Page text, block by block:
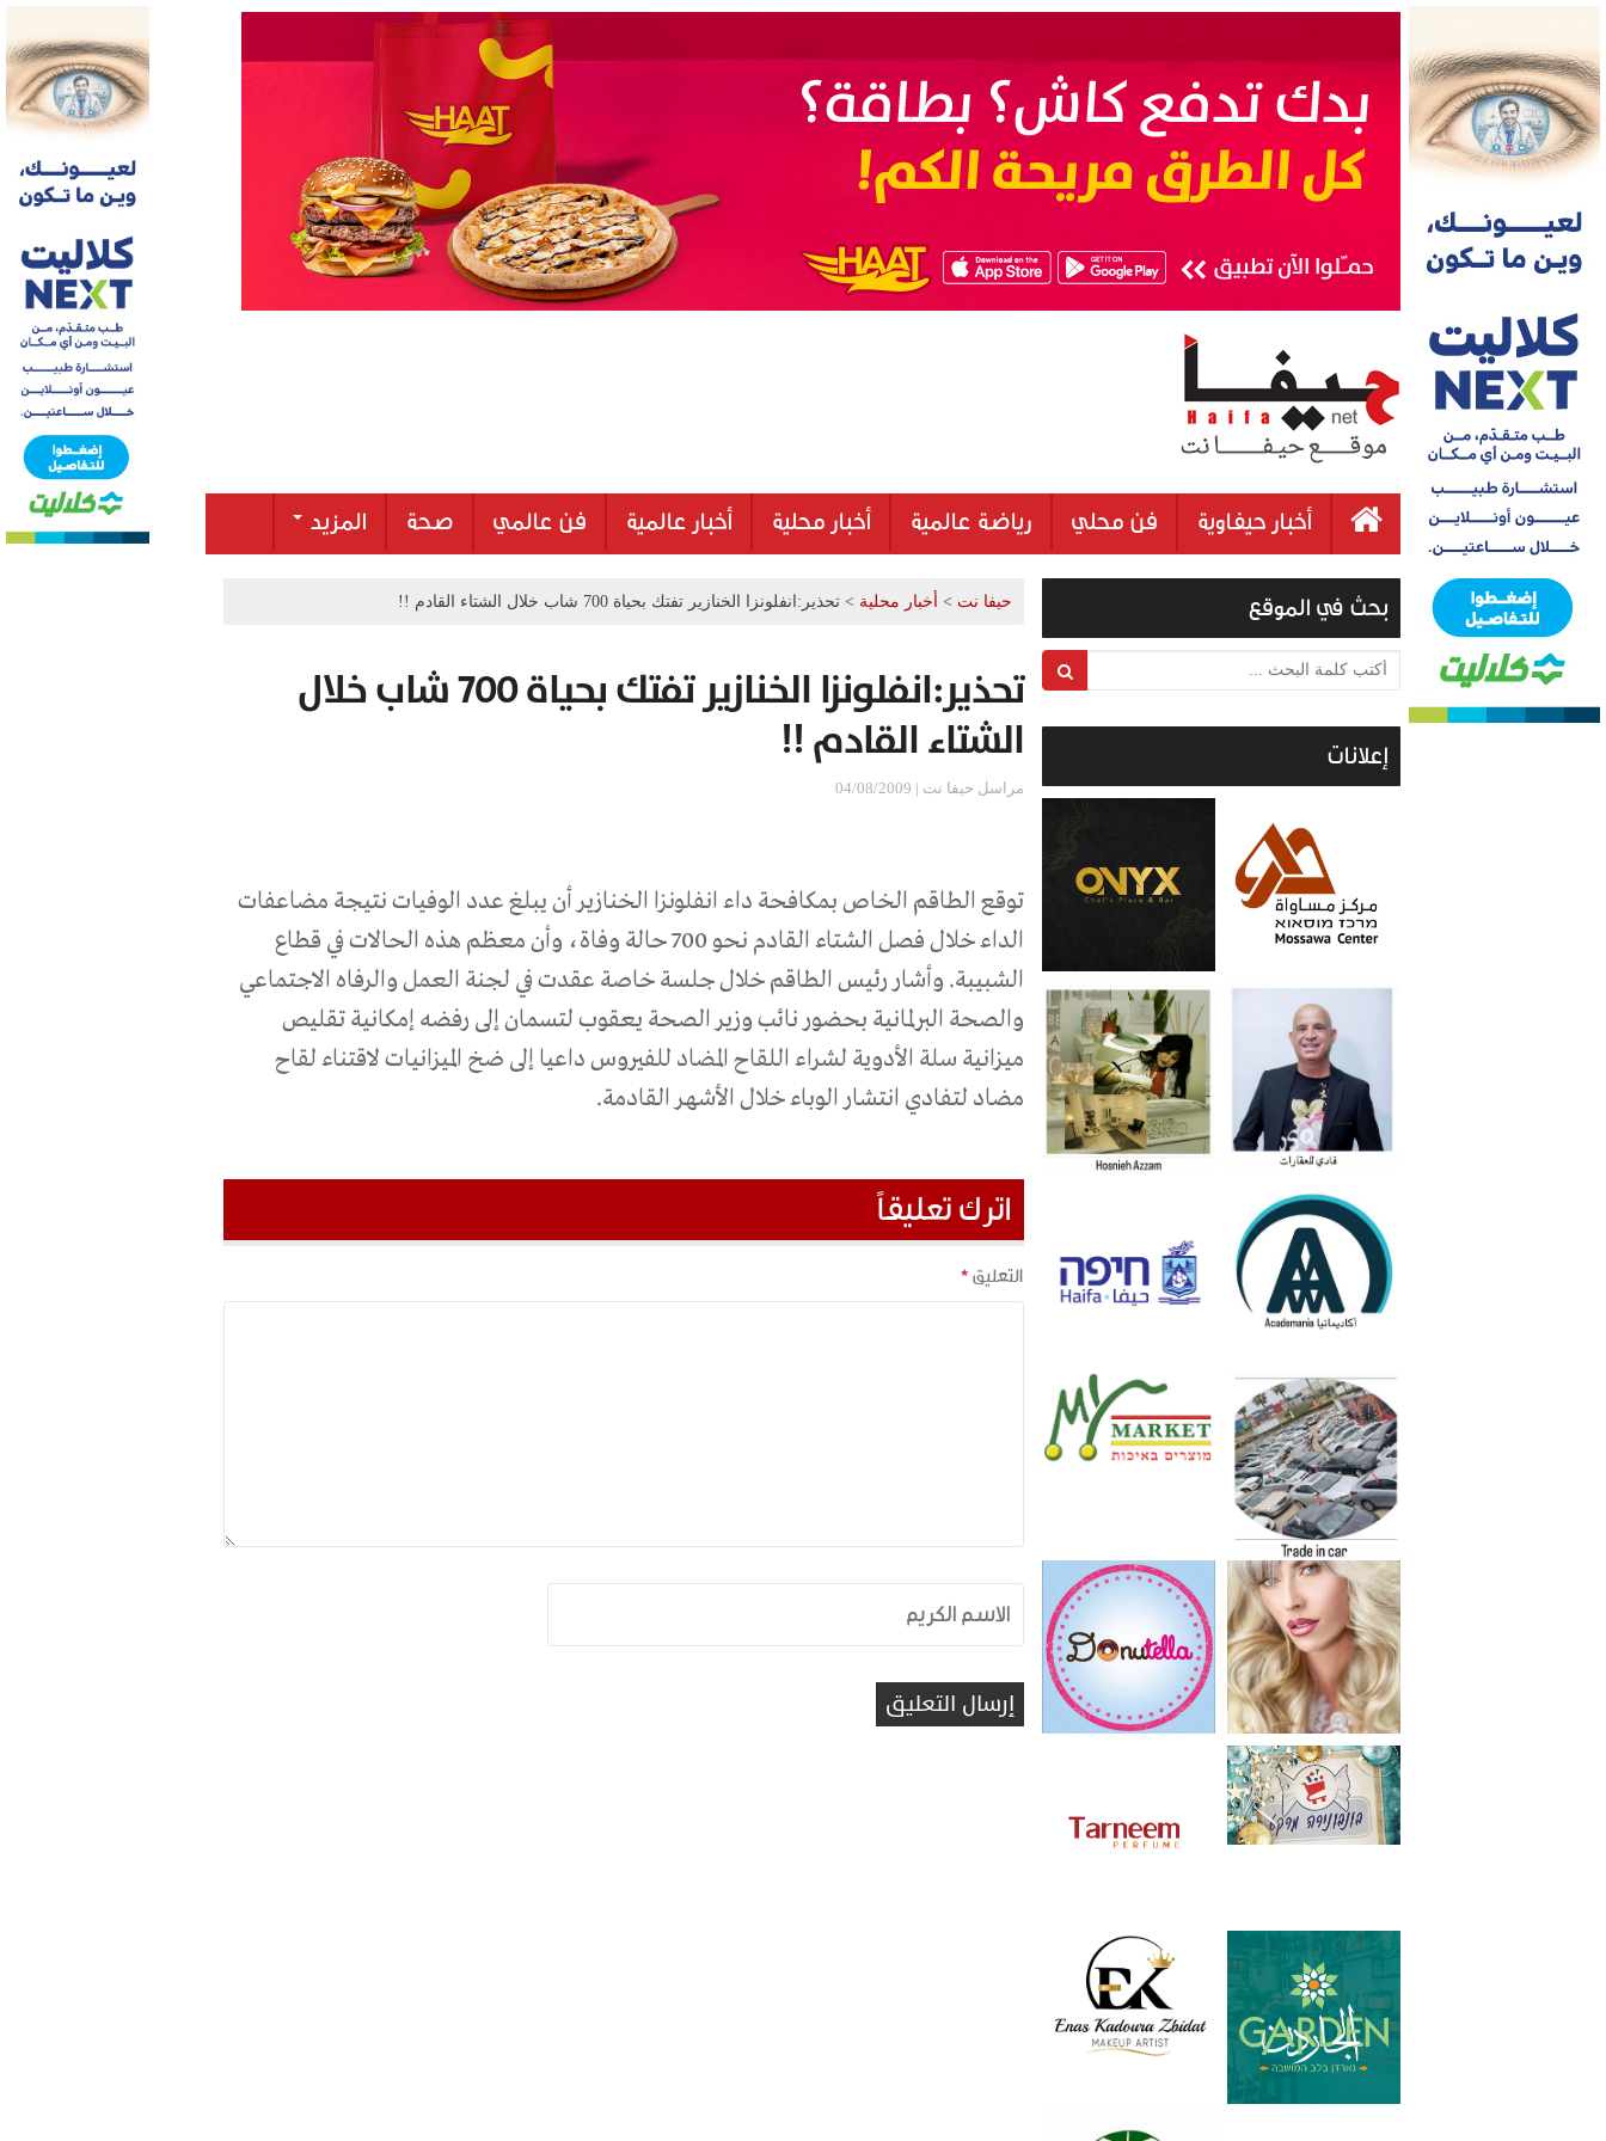
أخبار حيفاوية فن محلي رياضة عالمية أخبار محلية أخبار عالمية فن عالمي صحة المزيد
حيفا نت > أخبار محلية > تحذير:انفلونزا الخنازير تفتك بحياة 700 شاب خلال الشتاء القادم !!
تحذير:انفلونزا الخنازير تفتك بحياة 700 شاب خلال
الشتاء القادم !!
مراسل حيفا نت | 04/08/2009
توقع الطاقم الخاص بمكافحة داء انفلونزا الخنازير أن يبلغ عدد الوفيات نتيجة مضاعفات
الداء خلال فصل الشتاء القادم نحو 700 حالة وفاة، وأن معظم هذه الحالات في قطاع
الشبيبة. وأشار رئيس الطاقم خلال جلسة خاصة عقدت في لجنة العمل والرفاه الاجتماعي
والصحة البرلمانية بحضور نائب وزير الصحة يعقوب لتسمان إلى رفضه إمكانية تقليص
ميزانية سلة الأدوية لشراء اللقاح المضاد للفيروس داعيا إلى ضخ الميزانيات لاقتناء لقاح
مضاد لتفادي انتشار الوباء خلال الأشهر القادمة.
اترك تعليقاً
التعليق*
بحث في الموقع
أكتب كلمة البحث ...
إعلانات